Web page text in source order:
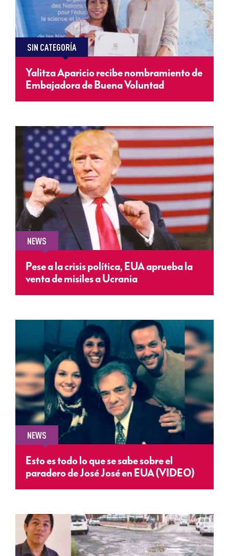
SIN CATEGORÍA
Yalitza Aparicio recibe nombramiento de
Embajadora de Buena Voluntad
NEWS
Pese a la crisis política, EUA aprueba la
venta de misiles a Ucrania
NEWS
Esto es todo lo que se sabe sobre el
paradero de José José en EUA (VIDEO)